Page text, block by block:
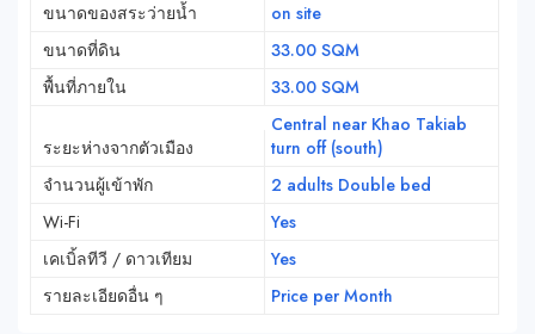
ขนาดของสระว่ายน้ำ
on site
ขนาดที่ดิน
33.00 SQM
พื้นที่ภายใน
33.00 SQM
ระยะห่างจากตัวเมือง
Central near Khao Takiab
turn off (south)
จำนวนผู้เข้าพัก
2 adults Double bed
Wi-Fi
Yes
เคเบิ้ลทีวี / ดาวเทียม
Yes
รายละเอียดอื่น ๆ
Price per Month